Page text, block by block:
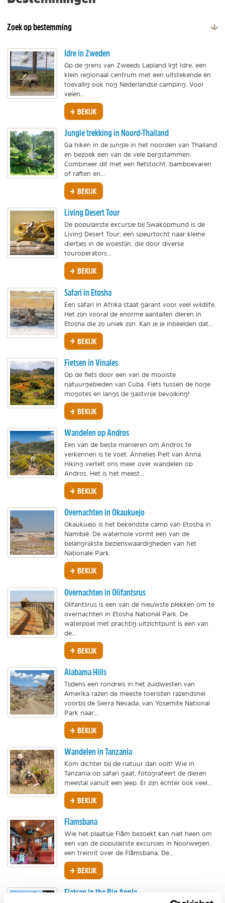
Zoek op bestemming
Idre in Zweden
Op de grens van Zweeds Lapland ligt Idre, een
klein regionaal centrum met een uitstekende én
toevallig ook nog Nederlandse camping. Voor
velen...
BEKIJK
Jungle trekking in Noord-Thailand
Ga hiken in de jungle in het noorden van Thailand
en bezoek een van de vele bergstammen.
Combineer dit met een fietstocht, bamboevaren
of raften en...
BEKIJK
Living Desert Tour
De populairste excursie bij Swakopmund is de
Living Desert Tour; een speurtocht naar kleine
diertjes in de woestijn, die door diverse
touroperators...
BEKIJK
Safari in Etosha
Een safari in Afrika staat garant voor veel wildlife.
Het zijn vooral de enorme aantallen dieren in
Etosha die zo uniek zijn. Kan je je inbeelden dat...
BEKIJK
Fietsen in Vinales
Op de fiets door een van de mooiste
natuurgebieden van Cuba. Fiets tussen de hoge
mogotes en langs de gastvrije bevolking!
BEKIJK
Wandelen op Andros
Een van de beste manieren om Andros te
verkennen is te voet. Annelies Pelt van Anna
Hiking vertelt ons meer over wandelen op
Andros. Het is het meest...
BEKIJK
Overnachten in Okaukuejo
Okaukuejo is het bekendste camp van Etosha in
Namibië. De waterhole vormt een van de
belangrijkste bezienswaardigheden van het
Nationale Park.
BEKIJK
Overnachten in Olifantsrus
Olifantsrus is een van de nieuwste plekken om te
overnachten in Etosha National Park. De
waterpoel met prachtig uitzichtpunt is een van
de...
BEKIJK
Alabama Hills
Tijdens een rondreis in het zuidwesten van
Amerika razen de meeste toeristen razendsnel
voorbij de Sierra Nevada, van Yosemite National
Park naar...
BEKIJK
Wandelen in Tanzania
Kom dichter bij de natuur dan ooit! Wie in
Tanzania op safari gaat, fotografeert de dieren
meestal vanuit een jeep. Er zijn echter ook veel...
BEKIJK
Flamsbana
Wie het plaatsje Flåm bezoekt kan niet heen om
een van de populairste excursies in Noorwegen,
een treinrit over de Flåmsbana. De...
BEKIJK
Fietsen in the Big Apple